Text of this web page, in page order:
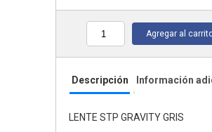
Cantidad Agregar al
Descripción Información
LENTE STP GRAVITY GRIS